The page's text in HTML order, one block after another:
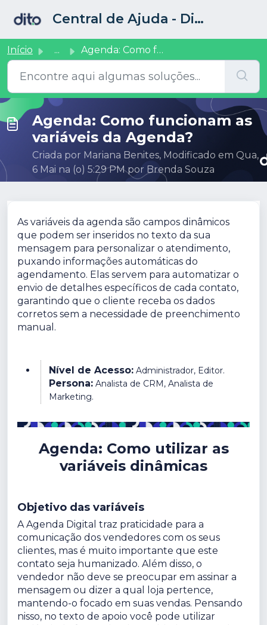
Central de Ajuda - Dito CRM
Início ... Agenda: Como funcionam as variáveis da Agenda?
Agenda: Como funcionam as
variáveis da Agenda?
Criada por Mariana Benites, Modificado em Qua,
6 Mai na (o) 5:29 PM por Brenda Souza
As variáveis da agenda são campos dinâmicos
que podem ser inseridos no texto da sua
mensagem para personalizar o atendimento,
puxando informações automáticas do
agendamento. Elas servem para automatizar o
envio de detalhes específicos de cada contato,
garantindo que o cliente receba os dados
corretos sem a necessidade de preenchimento
manual.
Nível de Acesso: Administrador, Editor.
Persona: Analista de CRM, Analista de
Marketing.
Agenda: Como utilizar as
variáveis dinâmicas
Objetivo das variáveis
A Agenda Digital traz praticidade para a
comunicação dos vendedores com os seus
clientes, mas é muito importante que este
contato seja humanizado. Além disso, o
vendedor não deve se preocupar em assinar a
mensagem ou dizer a qual loja pertence,
mantendo-o focado em suas vendas. Pensando
nisso, no texto de apoio você pode utilizar